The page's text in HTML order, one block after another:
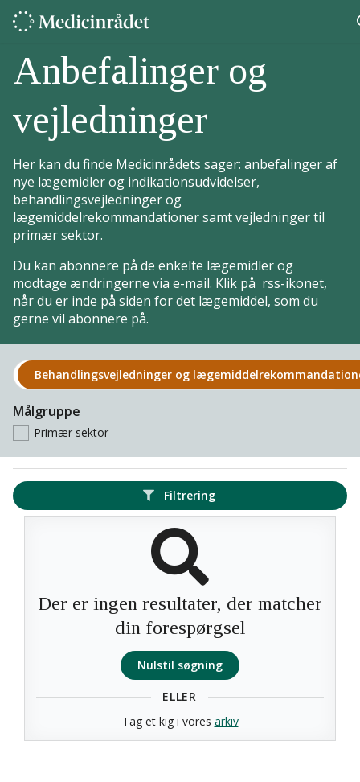
Anbefalinger og
vejledninger
Her kan du finde Medicinrådets sager: anbefalinger af
nye lægemidler og indikationsudvidelser,
behandlingsvejledninger og
lægemiddelrekommandationer samt vejledninger til
primær sektor.
Du kan abonnere på de enkelte lægemidler og
modtage ændringerne via e-mail. Klik på rss-ikonet,
når du er inde på siden for det lægemiddel, som du
gerne vil abonnere på.
Behandlings­vejledninger og
Målgruppe
Primær sektor
Filtrering
Der er ingen resultater, der matcher
din forespørgsel
Nulstil søgning
ELLER
Tag et kig i vores arkiv